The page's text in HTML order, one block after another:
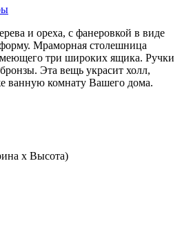
и ореха, с фанеровкой в виде
Мраморная столешница
три широких ящика. Ручки
Эта вещь украсит холл,
ванную комнату Вашего дома.
х Высота)